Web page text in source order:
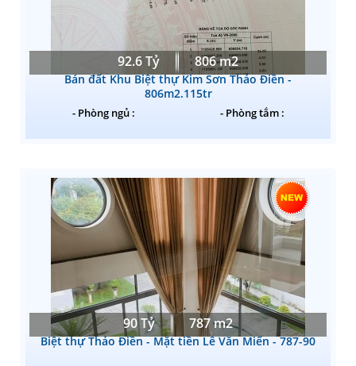
92.6 Tỷ 806 m2
Bán đất Khu Biệt thự Kim Sơn Thảo Điền -
806m2.115tr
- Phòng ngủ : - Phòng tắm :
90 Tỷ 787 m2
Biệt thự Thảo Điền - Mặt tiền Lê Văn Miến - 787-90